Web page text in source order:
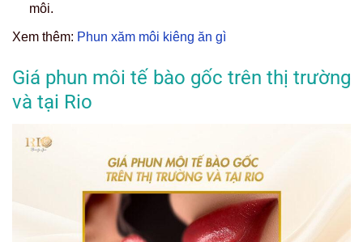
môi.
Xem thêm: Phun xăm môi kiêng ăn gì
Giá phun môi tế bào gốc trên thị trường
và tại Rio